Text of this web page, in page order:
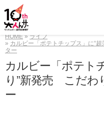
HOME
ライフ
カルビー「ポテトチップス」に“
ター
カルビー「ポテト
り”新発売 こだわ
ー